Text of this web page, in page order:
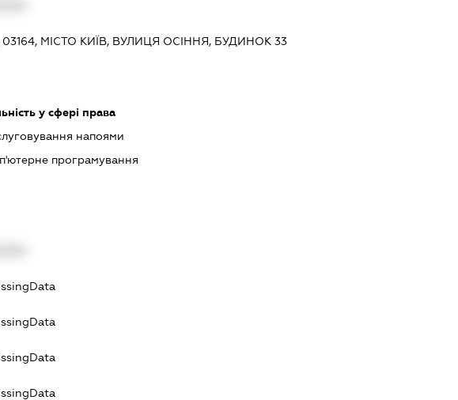
03164, МІСТО КИЇВ, ВУЛИЦЯ ОСІННЯ, БУДИНОК 33
у сфері права
напоями
програмування